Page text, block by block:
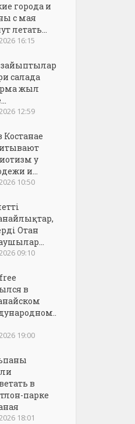
города и
с мая
летать...
16:15
зайыптылар
салада
жыл
12:59
Костанае
у
и...
10:50
Отан
09:10
в
19:00
в
парке
18:01